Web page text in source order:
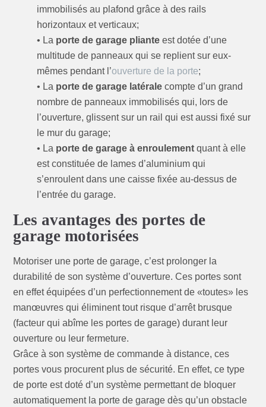
immobilisés au plafond grâce à des rails
horizontaux et verticaux;
• La porte de garage pliante est dotée d’une
multitude de panneaux qui se replient sur eux-
mêmes pendant l’ouverture de la porte;
• La porte de garage latérale compte d’un grand
nombre de panneaux immobilisés qui, lors de
l’ouverture, glissent sur un rail qui est aussi fixé sur
le mur du garage;
• La porte de garage à enroulement quant à elle
est constituée de lames d’aluminium qui
s’enroulent dans une caisse fixée au-dessus de
l’entrée du garage.
Les avantages des portes de
garage motorisées
Motoriser une porte de garage, c’est prolonger la
durabilité de son système d’ouverture. Ces portes sont
en effet équipées d’un perfectionnement de «toutes» les
manœuvres qui éliminent tout risque d’arrêt brusque
(facteur qui abîme les portes de garage) durant leur
ouverture ou leur fermeture.
Grâce à son système de commande à distance, ces
portes vous procurent plus de sécurité. En effet, ce type
de porte est doté d’un système permettant de bloquer
automatiquement la porte de garage dès qu’un obstacle